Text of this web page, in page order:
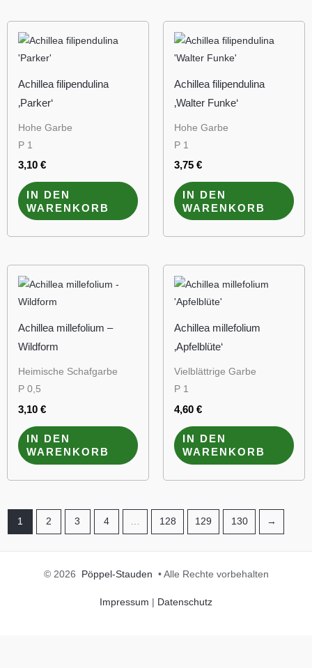
Achillea filipendulina
‚Parker‘
Hohe Garbe
P 1
3,10 €
IN DEN
WARENKORB
Achillea filipendulina
‚Walter Funke‘
Hohe Garbe
P 1
3,75 €
IN DEN
WARENKORB
Achillea millefolium –
Wildform
Heimische Schafgarbe
P 0,5
3,10 €
IN DEN
WARENKORB
Achillea millefolium
‚Apfelblüte‘
Vielblättrige Garbe
P 1
4,60 €
IN DEN
WARENKORB
1 2 3 4 … 128 129 130 →
© 2026 Pöppel-Stauden • Alle Rechte vorbehalten
Impressum | Datenschutz